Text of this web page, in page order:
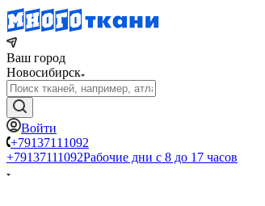
Ваш город
Новосибирск
Войти
+79137111092
+79137111092Рабочие дни с 8 до 17 часов